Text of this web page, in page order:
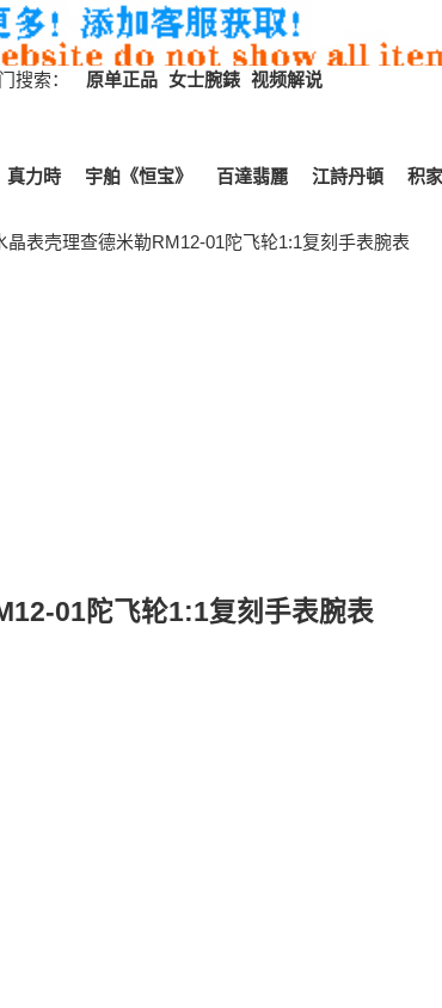
搜索： 原单正品 女士腕錶 视频解说
真力時 宇舶《恒宝》 百達翡麗 江詩丹頓 积家
表壳理查德米勒RM12-01陀飞轮1:1复刻手表腕表
01陀飞轮1:1复刻手表腕表